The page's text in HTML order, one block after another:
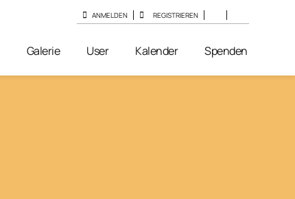
Galerie User Kalender Spenden
ANMELDEN REGISTRIEREN